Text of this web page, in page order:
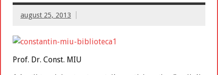
august 25, 2013
Prof. Dr. Const. MIU